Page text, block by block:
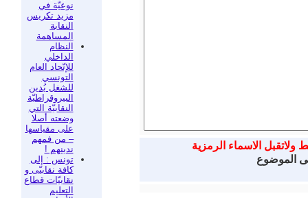
نوعيّة في
مزيد تكريس
النقابة
المساهمة
النظام
الداخلي
للإتّحاد العام
التونسي
للشغل يُدين
البيروقراطيّة
النقابيّة التي
وضعته أصلا
على مقياسها
– من فمهم
ندينهم !
تونس : إلى
كافة نقابيّى و
نقابيّات قطاع
التعليم
ولاتقبل الاسماء الرمزية
الموضوع